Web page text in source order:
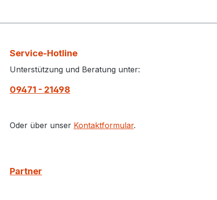
Service-Hotline
Unterstützung und Beratung unter:
09471 - 21498
Oder über unser Kontaktformular.
Partner